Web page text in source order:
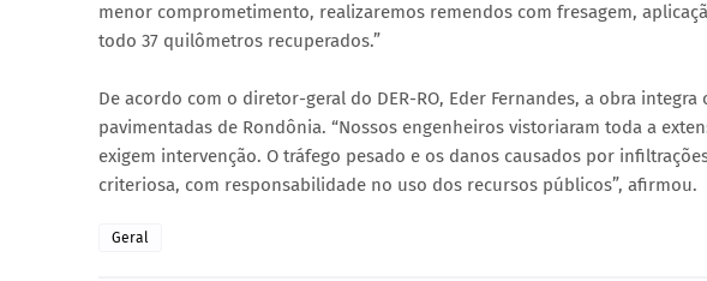
menor comprometimento, realizaremos remendos com fresagem,
todo 37 quilômetros recuperados.”
De acordo com o diretor-geral do DER-RO, Eder Fernandes, a obra
pavimentadas de Rondônia. “Nossos engenheiros vistoriaram toda a
exigem intervenção. O tráfego pesado e os danos causados por
criteriosa, com responsabilidade no uso dos recursos públicos”, afirmou.
Geral